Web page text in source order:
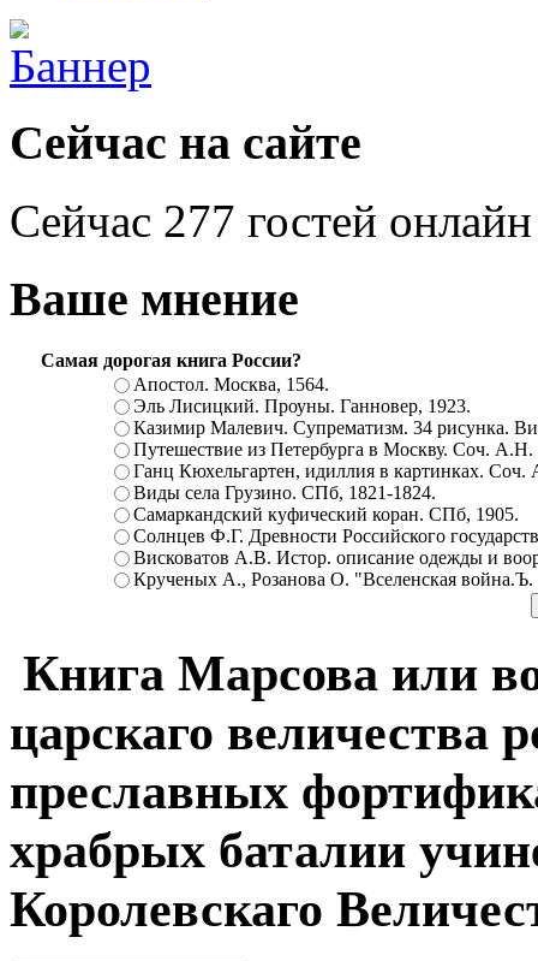
Сейчас на сайте
Сейчас 277 гостей онлайн
Ваше мнение
Самая дорогая книга России?
Апостол. Москва, 1564.
Эль Лисицкий. Проуны. Ганновер, 1923.
Казимир Малевич. Супрематизм. 34 рисунка.
Путешествие из Петербурга в Москву. Соч.
Ганц Кюхельгартен, идиллия в картинках.
Виды села Грузино. СПб, 1821-1824.
Самаркандский куфический коран. СПб, 1905.
Солнцев Ф.Г. Древности Российского
Висковатов А.В. Истор. описание одежды и
Крученых А., Розанова О. "Вселенская
Книга Марсова или
царскаго величества
преславных
храбрых баталии
Королевскаго